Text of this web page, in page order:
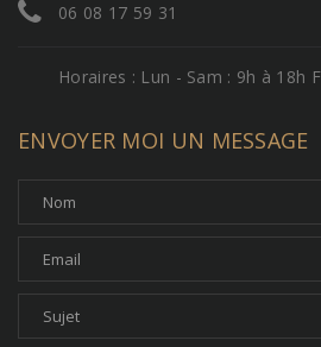
06 08 17 59 31
Horaires : Lun - Sam : 9h à 18h
ENVOYER MOI UN MESSAGE